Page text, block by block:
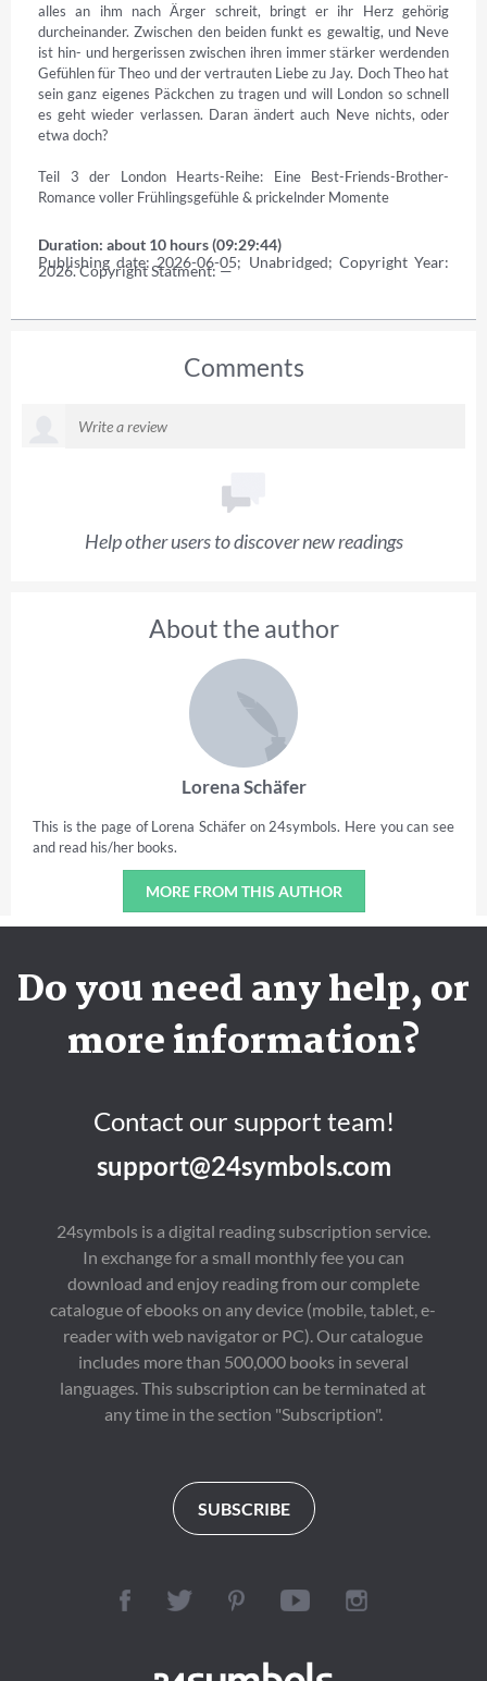
alles an ihm nach Ärger schreit, bringt er ihr Herz gehörig
durcheinander. Zwischen den beiden funkt es gewaltig, und Neve
ist hin- und hergerissen zwischen ihren immer stärker werdenden
Gefühlen für Theo und der vertrauten Liebe zu Jay. Doch Theo hat
sein ganz eigenes Päckchen zu tragen und will London so schnell
es geht wieder verlassen. Daran ändert auch Neve nichts, oder
etwa doch?
Teil 3 der London Hearts-Reihe: Eine Best-Friends-Brother-
Romance voller Frühlingsgefühle & prickelnder Momente
Duration: about 10 hours (09:29:44)
Publishing date: 2026-06-05; Unabridged; Copyright Year:
2026. Copyright Statment: —
Comments
Help other users to discover new readings
About the author
Lorena Schäfer
This is the page of Lorena Schäfer on 24symbols. Here you can see
and read his/her books.
MORE FROM THIS AUTHOR
Do you need any help, or
more information?
Contact our support team!
support@24symbols.com
24symbols is a digital reading subscription service.
In exchange for a small monthly fee you can
download and enjoy reading from our complete
catalogue of ebooks on any device (mobile, tablet, e-
reader with web navigator or PC). Our catalogue
includes more than 500,000 books in several
languages. This subscription can be terminated at
any time in the section "Subscription".
SUBSCRIBE